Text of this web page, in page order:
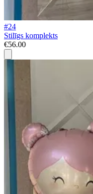
#24
Stilīgs komplekts
€56.00